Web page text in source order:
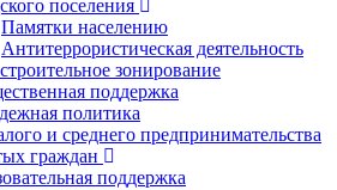
поселения
Памятки населению
Антитеррористическая деятельность
зонирование
поддержка
политика
и среднего предпринимательства
граждан
поддержка